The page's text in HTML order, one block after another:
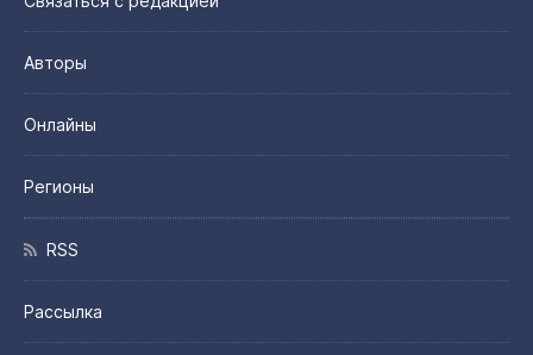
Авторы
Онлайны
Регионы
RSS
Рассылка